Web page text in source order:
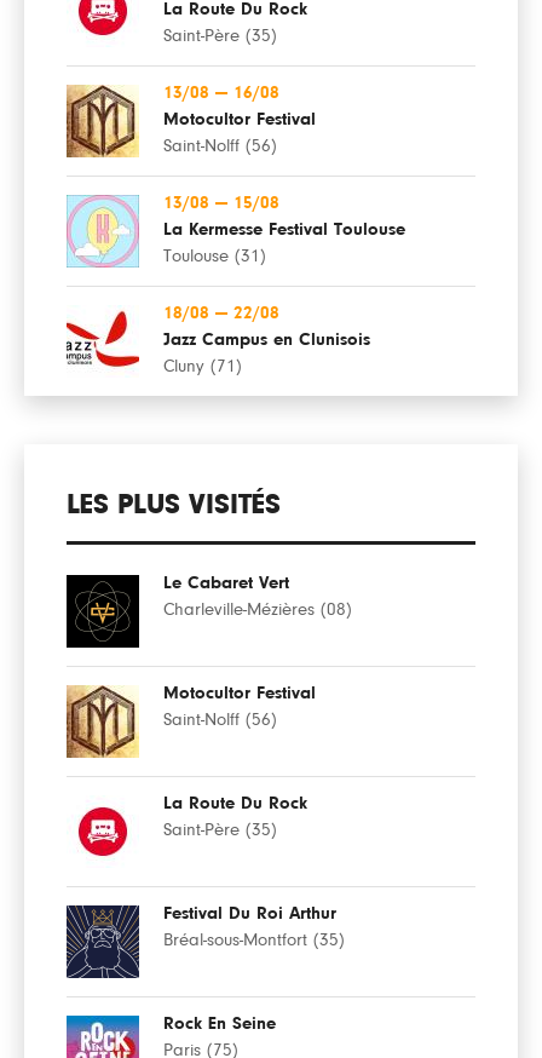
La Route Du Rock
Saint-Père (35)
13/08 — 16/08
Motocultor Festival
Saint-Nolff (56)
13/08 — 15/08
La Kermesse Festival Toulouse
Toulouse (31)
18/08 — 22/08
Jazz Campus en Clunisois
Cluny (71)
LES PLUS VISITÉS
Le Cabaret Vert
Charleville-Mézières (08)
Motocultor Festival
Saint-Nolff (56)
La Route Du Rock
Saint-Père (35)
Festival Du Roi Arthur
Bréal-sous-Montfort (35)
Rock En Seine
Paris (75)